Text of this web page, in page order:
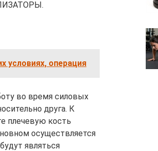
условиях, операция
во время силовых
друга. К
плечевую кость
осуществляется
являться